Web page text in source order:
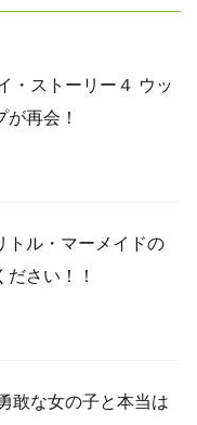
・ストーリー４ ウッ
再会！
ル・マーメイドの
さい！！
敢な女の子と本当は